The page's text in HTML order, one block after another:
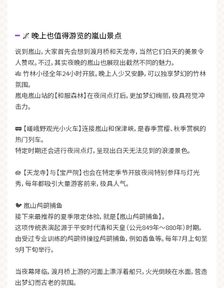
🌌 晚上也值得游览的嵐山景点
说到嵐山，大家首先会想到渡月桥和天龙寺，当然它们白天的美景令
人赞叹。不过，其实夜晚的嵐山也展现出截然不同的魅力。
🎋 竹林小径全年24小时开放。晚上人少又安静，可以独享梦幻的竹林
氛围。
嵐电嵐山站的【和服森林】在夜间点灯后，更加梦幻绚丽，极具视觉冲
击力。
🚃 【嵯峨野观光小火车】连接嵐山和保津峡，是春季赏樱、秋季赏枫的
热门列车。
特定时期还会进行夜间点灯，呈现出白天无法见到的浪漫景色。
🪷 【天龙寺】与【宝严院】也会在特定季节开放夜间特别参拜与灯光
秀，每年都吸引大量游客前来，极具人气。
🐦 嵐山鸬鹚捕鱼
接下来最推荐的夏季限定体验，就是【嵐山鸬鹚捕鱼】。
这项传统表演起源于平安时代清和天皇（公元849年～880年）时期，
由受过专业训练的鸬鹚师操控鸬鹚捕鱼，例如香鱼等。每年7月上旬至
9月下旬举行。
当夜幕降临，渡月桥上游的河面上漂浮着船只，火光倒映在水面，营造
出梦幻而古老的氛围。